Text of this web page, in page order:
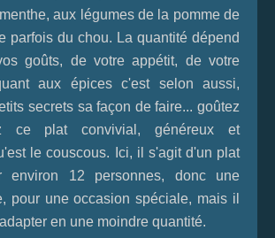
aux légumes de la pomme de
parfois du chou. La quantité dépend
goûts, de votre appétit, de votre
aux épices c'est selon aussi,
secrets sa façon de faire... goûtez
ce plat convivial, généreux et
le couscous. Ici, il s'agit d'un plat
environ 12 personnes, donc une
pour une occasion spéciale, mais il
en une moindre quantité.